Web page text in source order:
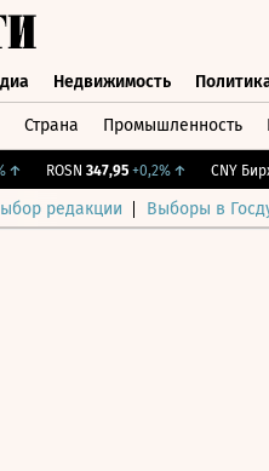
Недвижимость
Страна Промышленность
ROSN 347,95 +0,2%↑ CNY Бирж.
редакции Выборы в